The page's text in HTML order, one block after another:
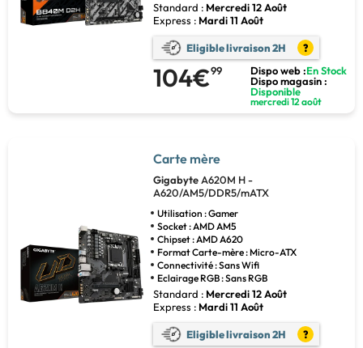
Standard : Mercredi 12 Août
Express : Mardi 11 Août
Eligible livraison 2H ?
104€99 Dispo web :En Stock
Dispo magasin :
Disponible
mercredi 12 août
Carte mère
GigabyteA620M H -
A620/AM5/DDR5/mATX
Utilisation : Gamer
Socket : AMD AM5
Chipset : AMD A620
Format Carte-mère : Micro-ATX
Connectivité : Sans Wifi
Eclairage RGB : Sans RGB
Standard : Mercredi 12 Août
Express : Mardi 11 Août
Eligible livraison 2H ?